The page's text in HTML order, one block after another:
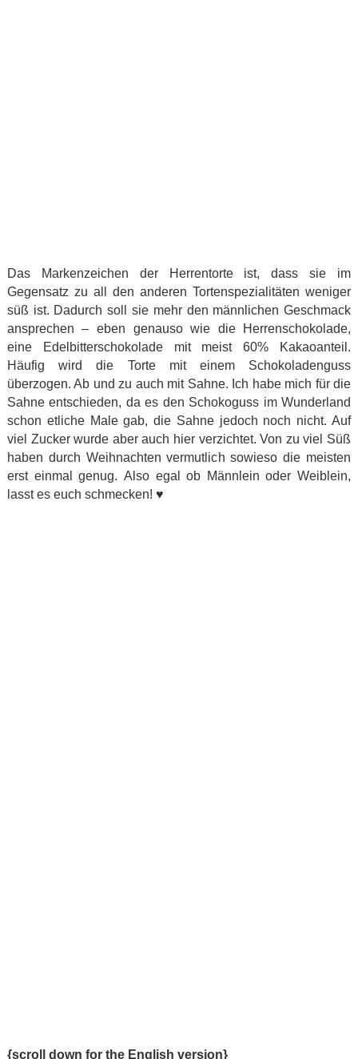
Das Markenzeichen der Herrentorte ist, dass sie im
Gegensatz zu all den anderen Tortenspezialitäten weniger
süß ist. Dadurch soll sie mehr den männlichen Geschmack
ansprechen – eben genauso wie die Herrenschokolade,
eine Edelbitterschokolade mit meist 60% Kakaoanteil.
Häufig wird die Torte mit einem Schokoladenguss
überzogen. Ab und zu auch mit Sahne. Ich habe mich für die
Sahne entschieden, da es den Schokoguss im Wunderland
schon etliche Male gab, die Sahne jedoch noch nicht. Auf
viel Zucker wurde aber auch hier verzichtet. Von zu viel Süß
haben durch Weihnachten vermutlich sowieso die meisten
erst einmal genug. Also egal ob Männlein oder Weiblein,
lasst es euch schmecken! ♥
{scroll down for the English version}